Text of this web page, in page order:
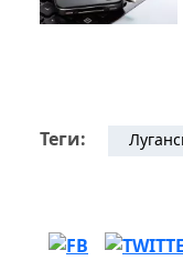
Теги: